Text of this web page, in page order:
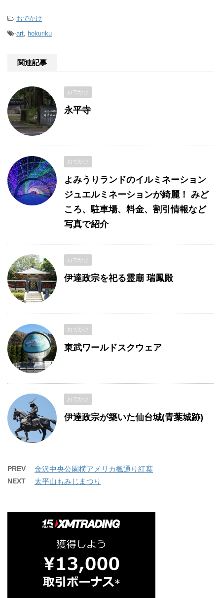
-おでかけ
-art hokuriku
関連記事
おでかけ
永平寺
おでかけ
よみうりランドのイルミネーション
ジュエルミネーションが綺麗！ みど
ころ、駐車場、料金、割引情報など
写真で紹介
おでかけ
伊達政宗を祀る霊廟 瑞鳳殿
おでかけ
東武ワールドスクウェア
おでかけ
伊達政宗が築いた仙台城(青葉城跡)
PREV 金沢中央公園横アメリカ楓通り紅葉
NEXT 太平山もみじまつり